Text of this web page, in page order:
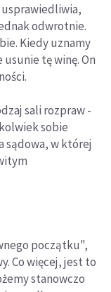
odwrotnie.
Kiedy uznamy
usunie tę winę. On
sali rozpraw -
sobie
sądowa, w której
początku",
Co więcej, jest to
stanowczo